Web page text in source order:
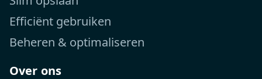
Efficiënt gebruiken
Beheren & optimaliseren
Over ons